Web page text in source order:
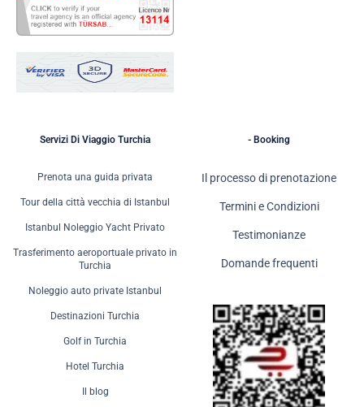
Servizi Di Viaggio Turchia
Prenota una guida privata
Tour della città vecchia di Istanbul
Istanbul Noleggio Yacht Privato
Trasferimento aeroportuale privato in
Turchia
Noleggio auto private Istanbul
Destinazioni Turchia
Golf in Turchia
Hotel Turchia
Il blog
- Booking
Il processo di prenotazione
Termini e Condizioni
Testimonianze
Domande frequenti